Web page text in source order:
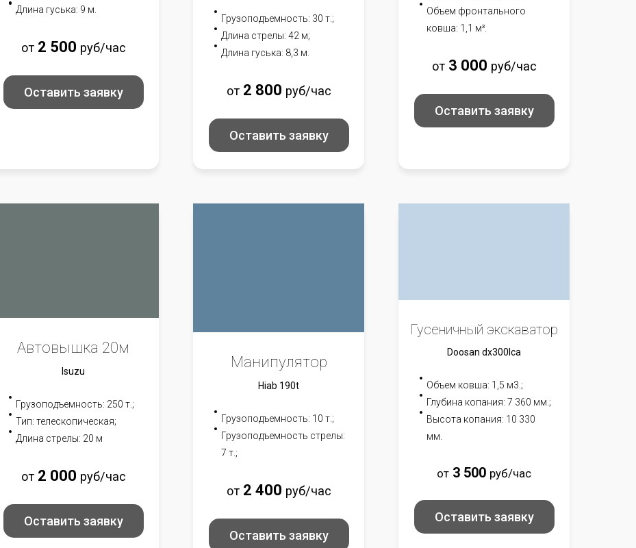
Длина гуська: 9 м.
от 2 500 руб/час
Оставить заявку
Грузоподъемность: 30 т.;
Длина стрелы: 42 м;
Длина гуська: 8,3 м.
от 2 800 руб/час
Оставить заявку
Объем фронтального
ковша: 1,1 м³.
от3 000 руб/час
Оставить заявку
Автовышка 20м
Isuzu
Грузоподъемность: 250 т.;
Тип: телескопическая;
Длина стрелы: 20 м
от 2 000 руб/час
Оставить заявку
Манипулятор
Hiab 190t
Грузоподъемность: 10 т.;
Грузоподъемность стрелы:
7 т.;
от2 400 руб/час
Оставить заявку
Гусеничный экскаватор
Doosan dx300lca
Объем ковша: 1,5 м3.;
Глубина копания: 7 360 мм.;
Высота копания: 10 330
мм.
от 3 500 руб/час
Оставить заявку